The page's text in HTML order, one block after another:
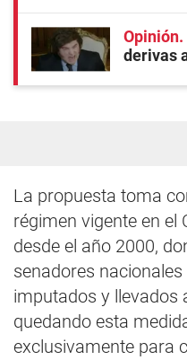
Opinión
derivas
La propuesta toma
régimen vigente en el
desde el año 2000,
senadores
imputados y llevados
quedando esta
exclusivamente para